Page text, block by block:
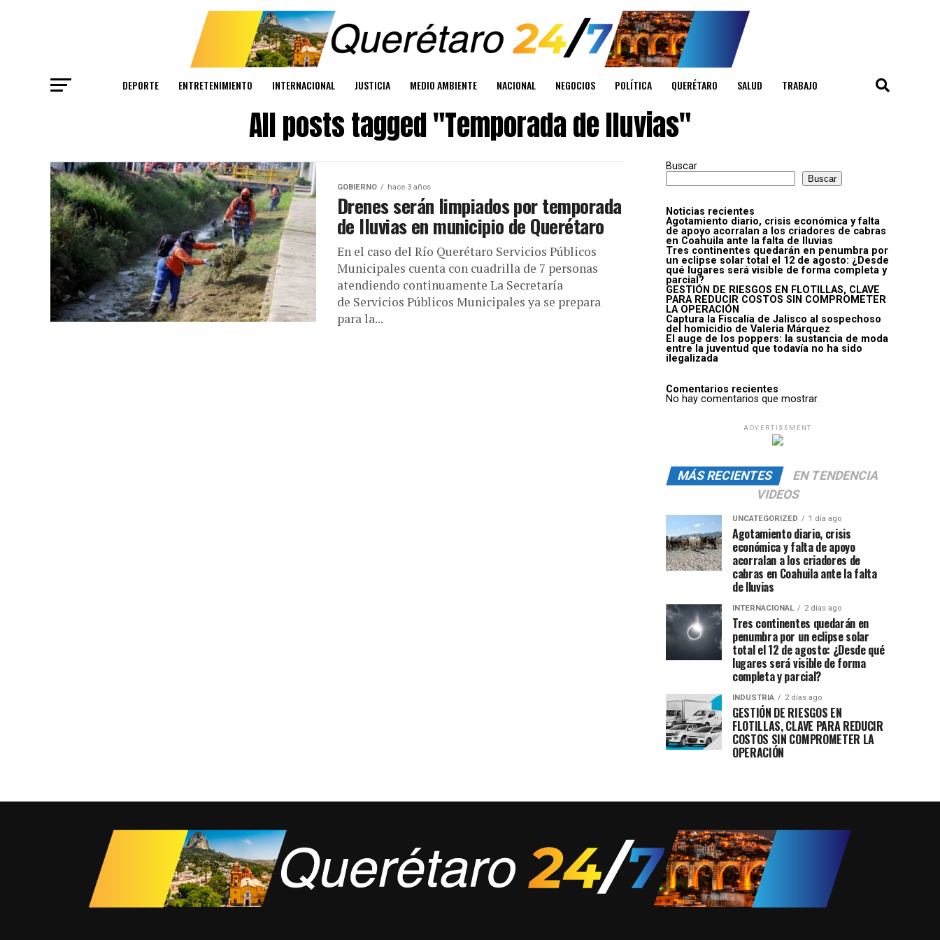
DEPORTE ENTRETENIMIENTO INTERNACIONAL JUSTICIA MEDIO AMBIENTE NACIONAL NEGOCIOS POLÍTICA QUERÉTARO SALUD TRABAJO
All posts tagged "Temporada de lluvias"
GOBIERNO hace 3 años
Drenes serán limpiados por temporada
de lluvias en municipio de Querétaro
En el caso del Río Querétaro Servicios Públicos
Municipales cuenta con cuadrilla de 7 personas
atendiendo continuamente La Secretaría
de Servicios Públicos Municipales ya se prepara
para la...
Buscar
Buscar
Noticias recientes
Agotamiento diario, crisis económica y falta
de apoyo acorralan a los criadores de cabras
en Coahuila ante la falta de lluvias
Tres continentes quedarán en penumbra por
un eclipse solar total el 12 de agosto: ¿Desde
qué lugares será visible de forma completa y
parcial?
GESTIÓN DE RIESGOS EN FLOTILLAS, CLAVE
PARA REDUCIR COSTOS SIN COMPROMETER
LA OPERACIÓN
Captura la Fiscalía de Jalisco al sospechoso
del homicidio de Valeria Márquez
El auge de los poppers: la sustancia de moda
entre la juventud que todavía no ha sido
ilegalizada
Comentarios recientes
No hay comentarios que mostrar.
ADVERTISEMENT
MÁS RECIENTES
EN TENDENCIA
VIDEOS
UNCATEGORIZED 1 día ago
Agotamiento diario, crisis
económica y falta de apoyo
acorralan a los criadores de
cabras en Coahuila ante la falta
de lluvias
INTERNACIONAL 2 días ago
Tres continentes quedarán en
penumbra por un eclipse solar
total el 12 de agosto: ¿Desde qué
lugares será visible de forma
completa y parcial?
INDUSTRIA 2 días ago
GESTIÓN DE RIESGOS EN
FLOTILLAS, CLAVE PARA REDUCIR
COSTOS SIN COMPROMETER LA
OPERACIÓN